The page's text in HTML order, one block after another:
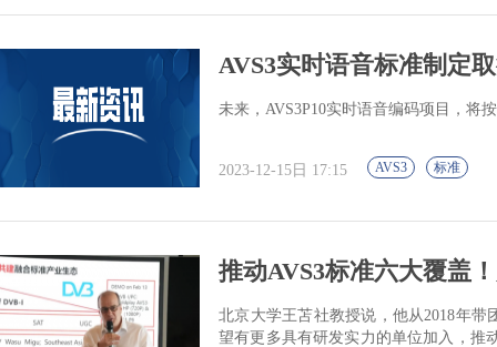
AVS3实时语音标准制定
未来，AVS3P10实时语音编码项目，将
2023-12-15日 17:15 AVS3 标准
推动AVS3标准六大覆盖
北京大学王苫社教授说，他从2018年
望有更多具有研发实力的单位加入，推